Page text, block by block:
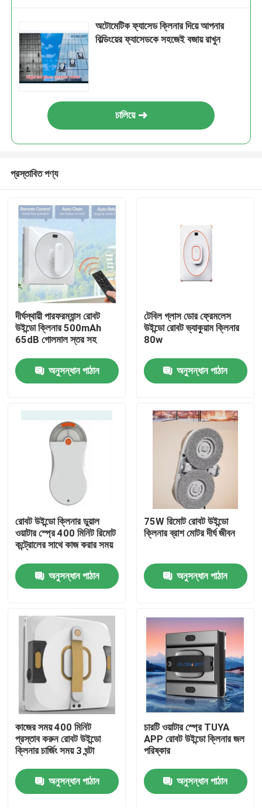
ভিডিও
আমাদের সম্পর্কে
কারখানা ভ্রমণ
মান নিয়ন্ত্রণ
উদ্ধৃতির জন্য আবেদন
রোবট ভ্যাকুয়াম ক্লিনার
অটোমেটিক ফ্যাসেড ক্লিনার দিয়ে আপনার
বিল্ডিংয়ের ফ্যাসেডকে সহজেই বজায় রাখুন
চালিয়ে
প্রস্তাবিত পণ্য
দীর্ঘস্থায়ী পারফরম্যান্স রোবট
উইন্ডো ক্লিনার 500mAh
65dB গোলমাল স্তর সহ
অনুসন্ধান পাঠান
টেবিল গ্লাস ডোর ফ্রেমলেস
উইন্ডো রোবট ভ্যাকুয়াম ক্লিনার
80w
অনুসন্ধান পাঠান
রোবট উইন্ডো ক্লিনার ডুয়াল
ওয়াটার স্প্রে 400 মিনিট রিমোট
কন্ট্রোলের সাথে কাজ করার সময়
অনুসন্ধান পাঠান
75W রিমোট রোবট উইন্ডো
ক্লিনার ব্রাশ মোটর দীর্ঘ জীবন
অনুসন্ধান পাঠান
কাজের সময় 400 মিনিট
প্রস্তাব করুন রোবট উইন্ডো
ক্লিনার চার্জিং সময় 3 ঘন্টা
অনুসন্ধান পাঠান
চারটি ওয়াটার স্প্রে TUYA
APP রোবট উইন্ডো ক্লিনার জল
পরিষ্কার
অনুসন্ধান পাঠান